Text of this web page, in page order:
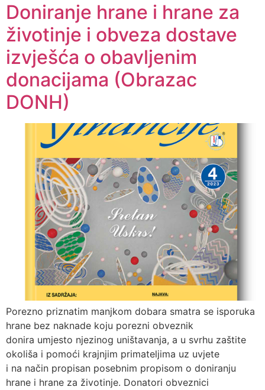
Doniranje hrane i hrane za
životinje i obveza dostave
izvješća o obavljenim
donacijama (Obrazac
DONH)
Porezno priznatim manjkom dobara smatra se isporuka
hrane bez naknade koju porezni obveznik
donira umjesto njezinog uništavanja, a u svrhu zaštite
okoliša i pomoći krajnjim primateljima uz uvjete
i na način propisan posebnim propisom o doniranju
hrane i hrane za životinje. Donatori obveznici